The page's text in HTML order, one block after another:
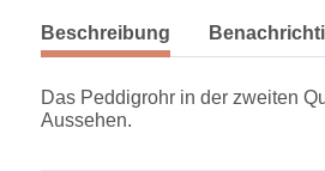
weitere Registerkarten anzeigen
Beschreibung
Das Peddigrohr in der zweiten
Aussehen.